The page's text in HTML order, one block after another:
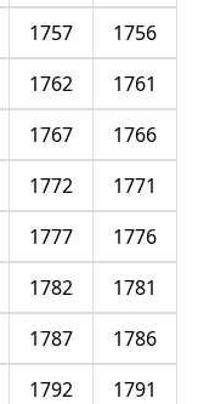
1756
1757
1761
1762
1766
1767
1771
1772
1776
1777
1781
1782
1786
1787
1791
1792